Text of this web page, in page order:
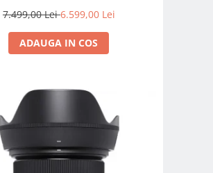
7.499,00 Lei6.599,00 Lei
ADAUGA IN COS